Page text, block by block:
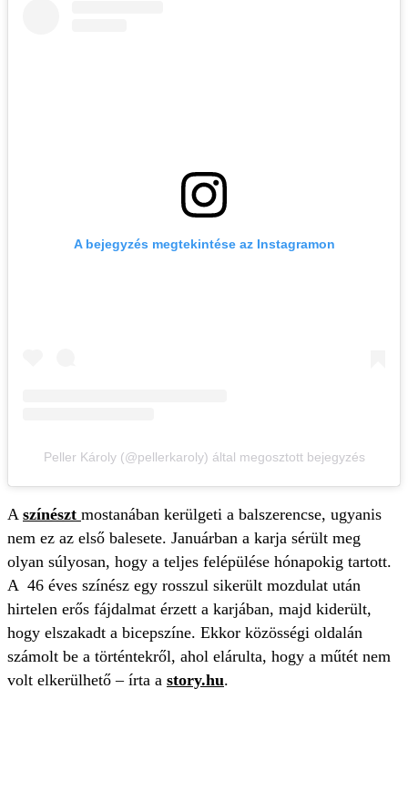
A bejegyzés megtekintése az Instagramon
Peller Károly (@pellerkaroly) által megosztott bejegyzés
A színészt mostanában kerülgeti a balszerencse, ugyanis
nem ez az első balesete. Januárban a karja sérült meg
olyan súlyosan, hogy a teljes felépülése hónapokig tartott.
A 46 éves színész egy rosszul sikerült mozdulat után
hirtelen erős fájdalmat érzett a karjában, majd kiderült,
hogy elszakadt a bicepszíne. Ekkor közösségi oldalán
számolt be a történtekről, ahol elárulta, hogy a műtét nem
volt elkerülhető – írta a story.hu.